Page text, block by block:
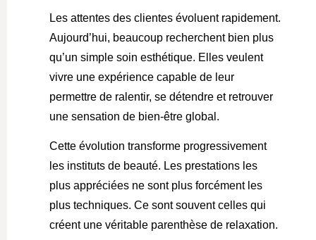
Les attentes des clientes évoluent rapidement.
Aujourd’hui, beaucoup recherchent bien plus
qu’un simple soin esthétique. Elles veulent
vivre une expérience capable de leur
permettre de ralentir, se détendre et retrouver
une sensation de bien-être global.
Cette évolution transforme progressivement
les instituts de beauté. Les prestations les
plus appréciées ne sont plus forcément les
plus techniques. Ce sont souvent celles qui
créent une véritable parenthèse de relaxation.